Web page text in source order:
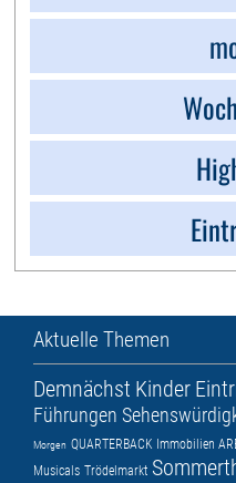
Aktuelle Themen
Demnächst Kinder
Führungen
Morgen QUARTERBACK Immobilien
Musicals Trödelmarkt